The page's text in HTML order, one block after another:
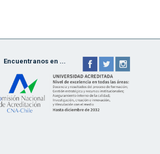
Encuentranos en ...